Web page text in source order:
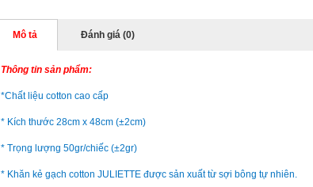
Mô tả Đánh giá (0)
Thông tin sản phẩm:
*Chất liệu cotton cao cấp
* Kích thước 28cm x 48cm (±2cm)
* Trọng lượng 50gr/chiếc (±2gr)
* Khăn kẻ gạch cotton JULIETTE được sản xuất từ sợi bông tự nhiên.